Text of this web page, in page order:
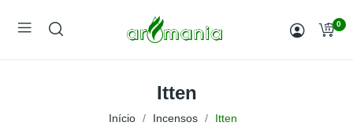
0
Itten
Início Incensos Itten